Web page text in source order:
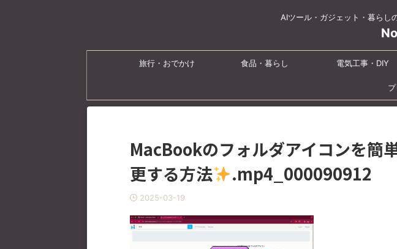
AIツール・ガジェット・暮らし
旅行・おでかけ 食品・暮らし 電気工事・DIY
MacBookのフォルダアイコンを簡
更する方法
.mp4_000090912
2025-03-19